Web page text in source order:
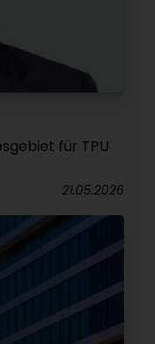
für TPU
21.05.2026